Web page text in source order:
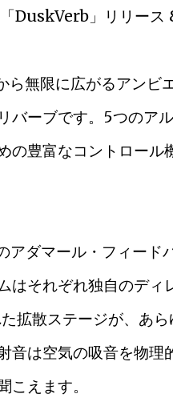
」リリース
無限に広がるアンビ
バーブです。5つのア
豊富なコントロール
ダマール・フィード
はそれぞれ独自のディ
拡散ステージが、あ
音は空気の吸音を物
こえます。